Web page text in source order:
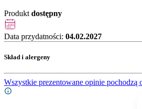
Produkt dostępny
Data przydatności: 04.02.2027
Skład i alergeny
Wszystkie prezentowane opinie